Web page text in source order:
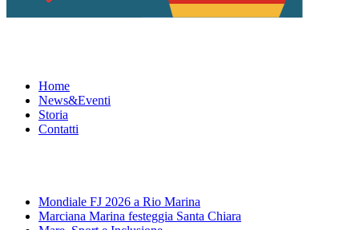
Home
News&Eventi
Storia
Contatti
Mondiale FJ 2026 a Rio Marina
Marciana Marina festeggia Santa Chiara